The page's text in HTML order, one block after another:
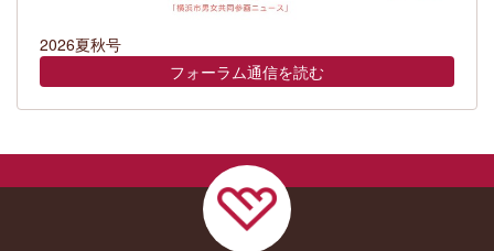
2026夏秋号
フォーラム通信を読む